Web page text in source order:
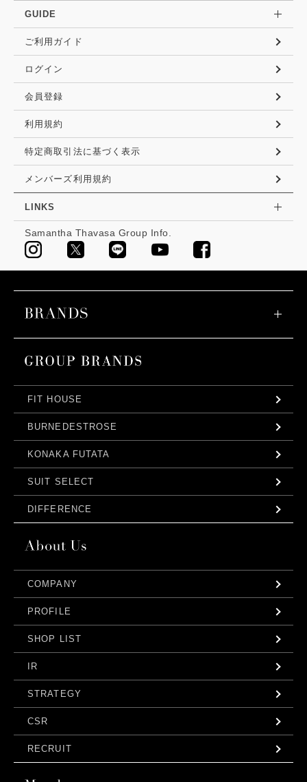
GUIDE
ご利用ガイド
ログイン
会員登録
利用規約
特定商取引法に基づく表示
メンバーズ利用規約
LINKS
Samantha Thavasa Group Info.
FIT HOUSE
BURNEDESTROSE
KONAKA FUTATA
SUIT SELECT
DIFFERENCE
COMPANY
PROFILE
SHOP LIST
IR
STRATEGY
CSR
RECRUIT